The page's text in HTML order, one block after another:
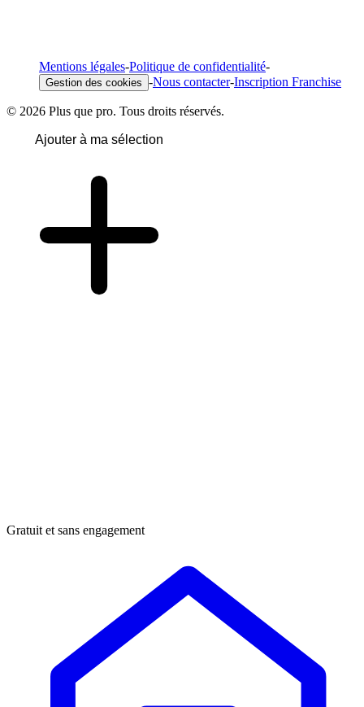
Mentions légales-Politique de confidentialité-
Gestion des cookies -Nous contacter-Inscription Franchise
© 2026 Plus que pro. Tous droits réservés.
Ajouter à ma sélection
Gratuit et sans engagement